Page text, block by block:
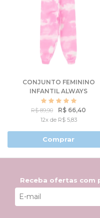
CONJUNTO FEMININO
INFANTIL ALWAYS
CURIOUS
R$ 89,90 R$ 66,40
12x de R$ 5,83
Comprar
Receba ofertas com